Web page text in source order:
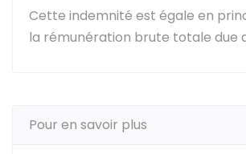
Cette indemnité est égale en
la rémunération brute totale due
Pour en savoir plus